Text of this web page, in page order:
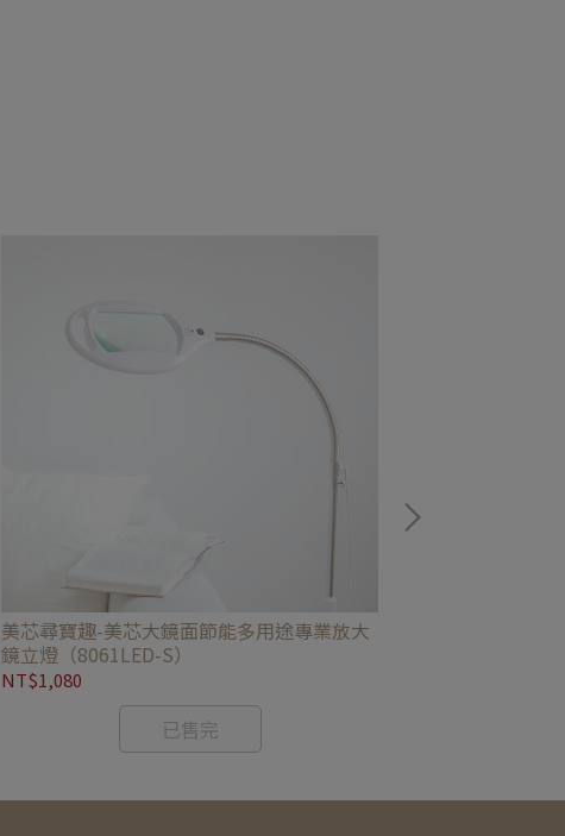
美芯尋寶趣-美芯大鏡面節能多用途專業放大
鏡立燈（8061LED-S）
NT$1,080
已售完